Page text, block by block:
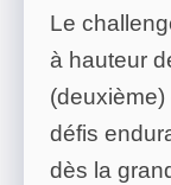
Le
à hauteur
défis
dès la